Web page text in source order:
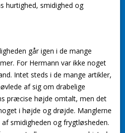
hurtighed, smidighed og
går igen i de mange
For Hermann var ikke noget
Intet steds i de mange artikler,
af sig om drabelige
præcise højde omtalt, men det
i højde og drøjde. Manglerne
smidigheden og frygtløsheden.